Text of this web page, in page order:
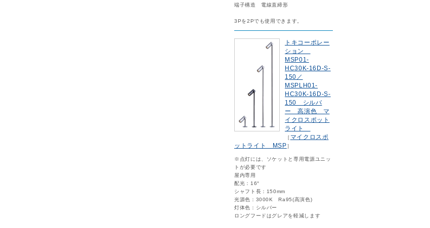
端子構造 電線直締形
3Pを2Pでも使用できます。
トキコーポレー
ション
MSP01-
HC30K-16D-S-
150／
MSPLH01-
HC30K-16D-S-
150 シルバ
ー 高演色 マ
イクロスポット
ライト
［ マイクロスポ
ットライト MSP］
※点灯には、ソケットと専用電源ユニッ
トが必要です
屋内専用
配光：16°
シャフト長：150mm
光源色：3000K Ra95(高演色)
灯体色：シルバー
ロングフードはグレアを軽減します